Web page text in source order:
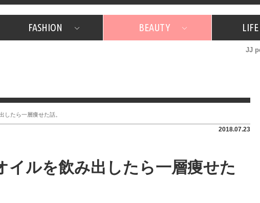
FASHION
JJスタッ
BEAUTY
コ
JJグルメ
JJ
したら一層痩せた話。
2018.07.23
イルを飲み出したら一層痩せた